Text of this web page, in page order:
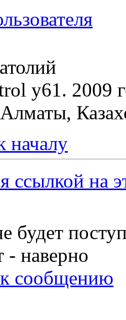
y61.
Алматы,
началу
будет
- наверно
сообщению